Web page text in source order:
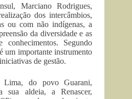
Marciano Rodrigues,
dos intercâmbios,
ou com não indígenas, a
da diversidade e as
Segundo
um importante instrumento
de gestão.
Lima, do povo Guarani,
sua aldeia, a Renascer,